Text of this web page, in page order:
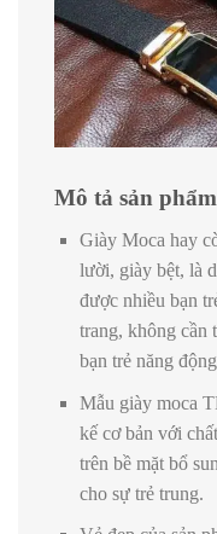
Mô tả sản phẩm
Giày Moca hay
lười, giày bệt, là
được nhiều bạn
trang, không cần
bạn trẻ năng
Mẫu giày moca
kế cơ bản với
trên bề mặt bổ
cho sự trẻ trung.